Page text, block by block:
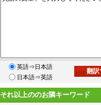
英語⇒日本語
日本語⇒英語
それ以上ののお隣キーワード